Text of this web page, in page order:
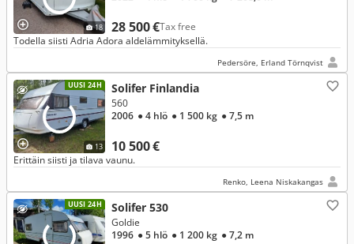
18 28 500 €Tax free
Todella siisti Adria Adora aldelämmityksellä.
Pedersöre, Erland Törnqvist
UUSI 24H
13
Solifer Finlandia
10 500 €
560
2006 ● 4 hlö ● 1 500 kg ● 7,5 m
Erittäin siisti ja tilava vaunu.
Renko, Leena Niskakangas
UUSI 24H Solifer 530
Goldie
1996 ● 5 hlö ● 1 200 kg ● 7,2 m